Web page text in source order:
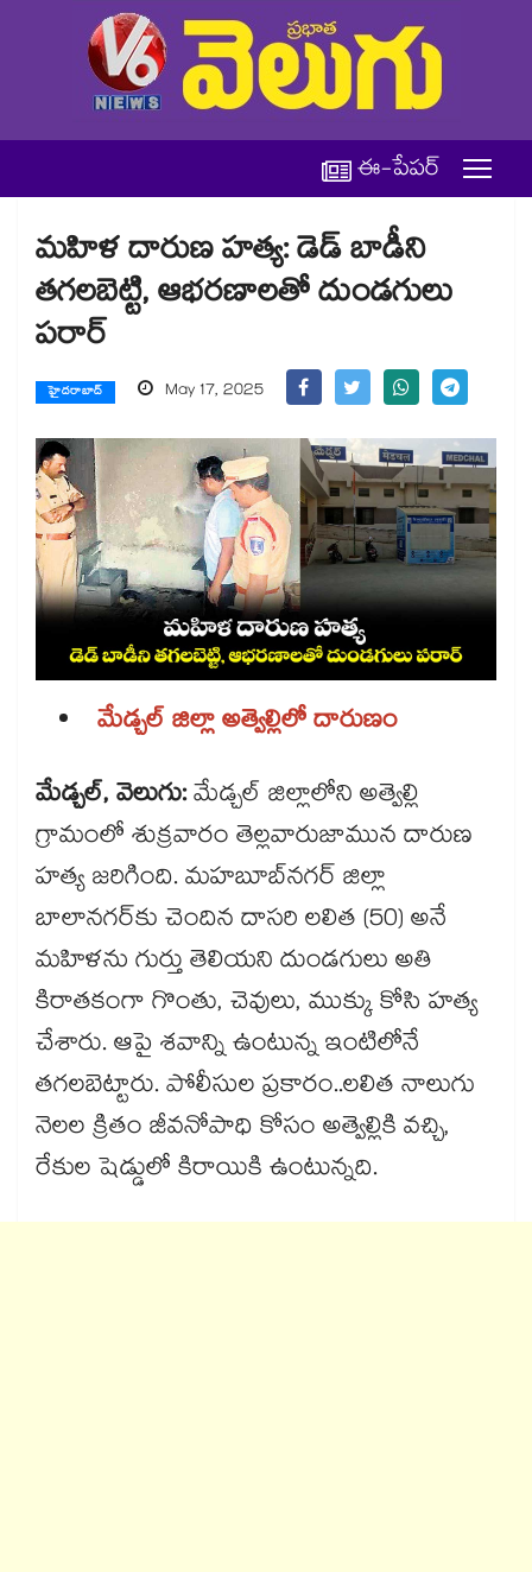
ఈ-పేపర్
మహిళ దారుణ హత్య: డెడ్ బాడీని
తగలబెట్టి, ఆభరణాలతో దుండగులు
పరార్​
హైదరాబాద్ May 17, 2025
మేడ్చల్ జిల్లా అత్వెల్లిలో దారుణం
మేడ్చల్, వెలుగు:మేడ్చల్ జిల్లాలోని అత్వెల్లి
గ్రామంలో శుక్రవారం తెల్లవారుజామున దారుణ
హత్య జరిగింది. మహబూబ్‌‌‌‌నగర్ జిల్లా
బాలానగర్‌‌‌‌కు చెందిన దాసరి లలిత (50) అనే
మహిళను గుర్తు తెలియని దుండగులు అతి
కిరాతకంగా గొంతు, చెవులు, ముక్కు కోసి హత్య
చేశారు. ఆపై శవాన్ని ఉంటున్న ఇంటిలోనే
తగలబెట్టారు. పోలీసుల ప్రకారం..లలిత నాలుగు
నెలల క్రితం జీవనోపాధి కోసం అత్వెల్లికి వచ్చి,
రేకుల షెడ్డులో కిరాయికి ఉంటున్నది.